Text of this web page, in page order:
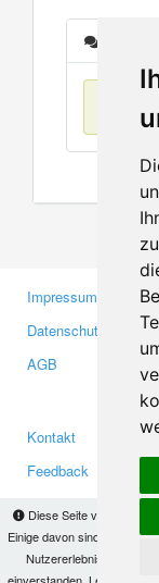
Diese Seite verwendet
Einige davon sind
Nutzererlebnis zu
Impressum
AGB
Kontakt
Feedback